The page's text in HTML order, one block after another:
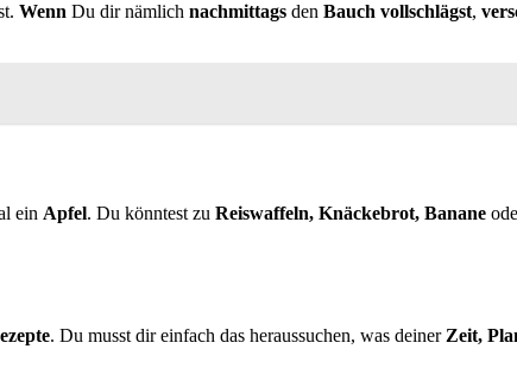
Wenn Du dir nämlich nachmittags den Bauch vollschlägst,
ein Apfel. Du könntest zu Reiswaffeln, Knäckebrot, Banane
. Du musst dir einfach das heraussuchen, was deiner Zeit,